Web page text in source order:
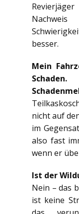
besser.
Mein
nicht auf
im
also fast
wenn er
Ist der
Nein – das
ist keine